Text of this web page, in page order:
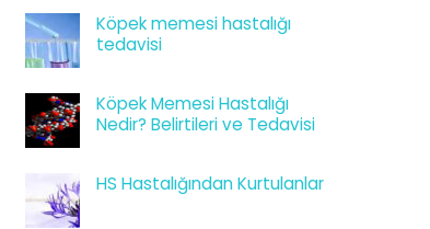
Köpek memesi hastalığı
tedavisi
Köpek Memesi Hastalığı
Nedir? Belirtileri ve Tedavisi
HS Hastalığından Kurtulanlar